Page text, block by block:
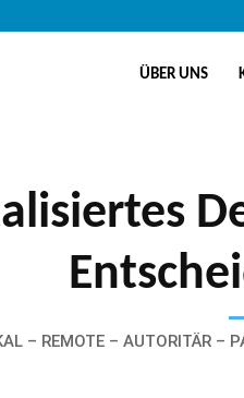
ÜBER UNS
– REMOTE – AUTORITÄR –